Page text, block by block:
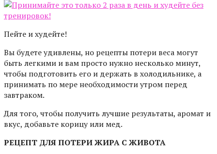
Пейте и худейте!
Вы будете удивлены, но рецепты потери веса могут
быть легкими и вам просто нужно несколько минут,
чтобы подготовить его и держать в холодильнике, а
принимать по мере необходимости утром перед
завтраком.
Для того, чтобы получить лучшие результаты, аромат и
вкус, добавьте корицу или мед.
РЕЦЕПТ ДЛЯ ПОТЕРИ ЖИРА С ЖИВОТА